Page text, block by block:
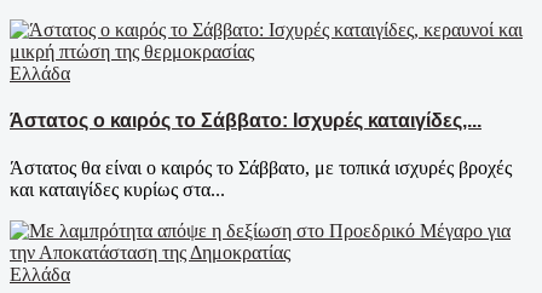
Ελλάδα
Άστατος ο καιρός το Σάββατο: Ισχυρές καταιγίδες,...
Άστατος θα είναι ο καιρός το Σάββατο, με τοπικά ισχυρές βροχές
και καταιγίδες κυρίως στα...
Ελλάδα